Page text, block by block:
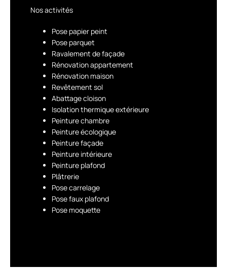
Nos activités
Pose papier peint
Pose parquet
Ravalement de façade
Rénovation appartement
Rénovation maison
Revêtement sol
Abattage cloison
Isolation thermique extérieure
Peinture chambre
Peinture écologique
Peinture façade
Peinture intérieure
Peinture plafond
Plâtrerie
Pose carrelage
Pose faux plafond
Pose moquette